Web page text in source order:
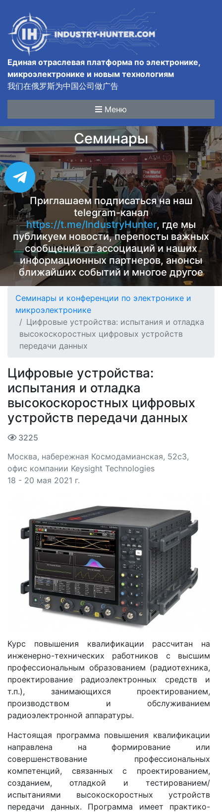
Единая отраслевая платформа по электронике,
микроэлектронике и новым технологиям
我们在俄罗斯为中国公司做广告
Меню
Семинары
Приглашаем подписаться на наш
telegram-канал
https://t.me/IndustryHunter, где мы
публикуем новости, перепосты важных
сообщений от ассоциаций и наших
информационных партнеров, анонсы
ближайших событий и многое другое
Семинары и конференции по электронике и
микроэлектронике
Цифровые устройства: испытания и отладка
высокоскоростных цифровых устройств
передачи данных
Цифровые устройства:
испытания и отладка
высокоскоростных цифровых
устройств передачи данных
3225
Москва, набережная Космодамианская, 52с3,
офис компании Keysight Technologies
18 - 20 мая 2021 г.
Курс повышения квалификации рассчитан на
инженерно-технических работников с высшим
профессиональным образованием (радиотехника,
проектирование радиоэлектронных средств и
т.п.), занимающихся проектированием,
производством и обслуживанием
радиоэлектронной аппаратуры.
Настоящая программа повышения квалификации
направлена на формирование или
совершенствование профессиональных
компетенций, связанных с проектированием,
созданием, отладкой и тестированием/
испытаниями высокоскоростных устройств
передачи данных. Программа имеет практико-